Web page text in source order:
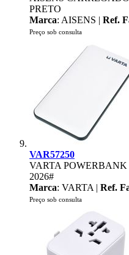
PRETO
Marca: AISENS | Ref.
Preço sob consulta
VAR57250
VARTA
2026#
Marca: VARTA | Ref.
Preço sob consulta